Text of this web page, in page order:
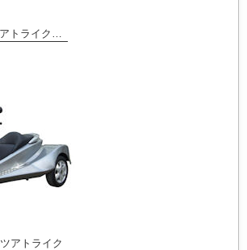
MF10フォルツアトライク トランク付
アトライク